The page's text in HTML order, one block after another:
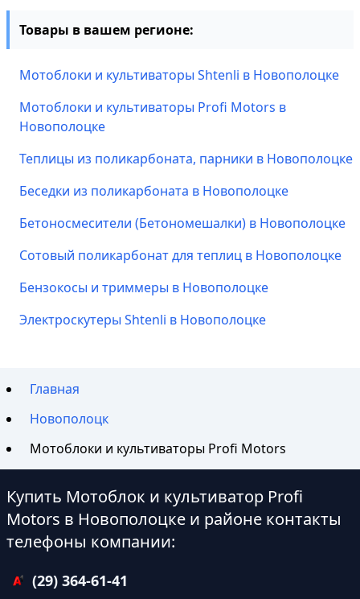
Товары в вашем регионе:
Мотоблоки и культиваторы Shtenli в Новополоцке
Мотоблоки и культиваторы Profi Motors в
Новополоцке
Теплицы из поликарбоната, парники в Новополоцке
Беседки из поликарбоната в Новополоцке
Бетоносмесители (Бетономешалки) в Новополоцке
Сотовый поликарбонат для теплиц в Новополоцке
Бензокосы и триммеры в Новополоцке
Электроскутеры Shtenli в Новополоцке
Главная
Новополоцк
Мотоблоки и культиваторы Profi Motors
Купить Мотоблок и культиватор Profi
Motors в Новополоцке и районе контакты
телефоны компании:
(29) 364-61-41